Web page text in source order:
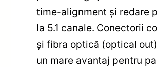
time-alignment și redare
la 5.1 canale. Conectorii
și fibra optică (optical
un mare avantaj pentru